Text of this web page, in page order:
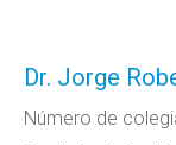
Dr. Jorge
Número de